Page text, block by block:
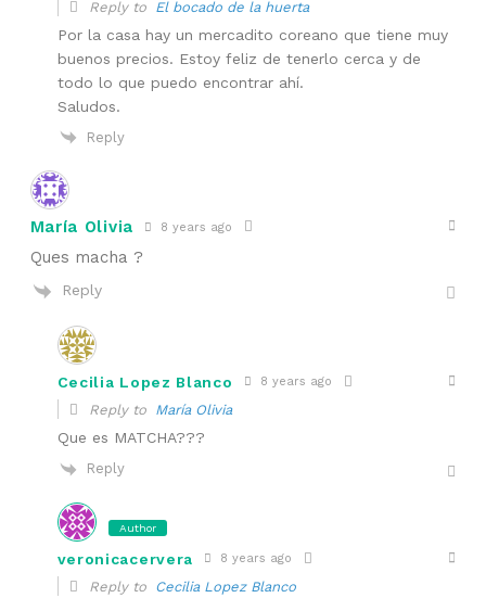
Reply to El bocado de la huerta
Por la casa hay un mercadito coreano que tiene muy
buenos precios. Estoy feliz de tenerlo cerca y de
todo lo que puedo encontrar ahí.
Saludos.
Reply
María Olivia 8 years ago
Ques macha ?
Reply
Cecilia Lopez Blanco 8 years ago
Reply to María Olivia
Que es MATCHA???
Reply
Author
veronicacervera 8 years ago
Reply to Cecilia Lopez Blanco